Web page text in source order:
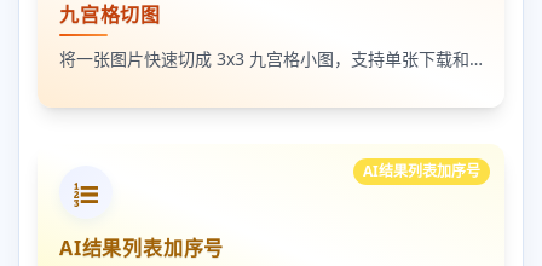
九宫格切图
将一张图片快速切成 3x3 九宫格小图，支持单张下载和 ZIP 打包下载
AI结果列表加序号
AI结果列表加序号